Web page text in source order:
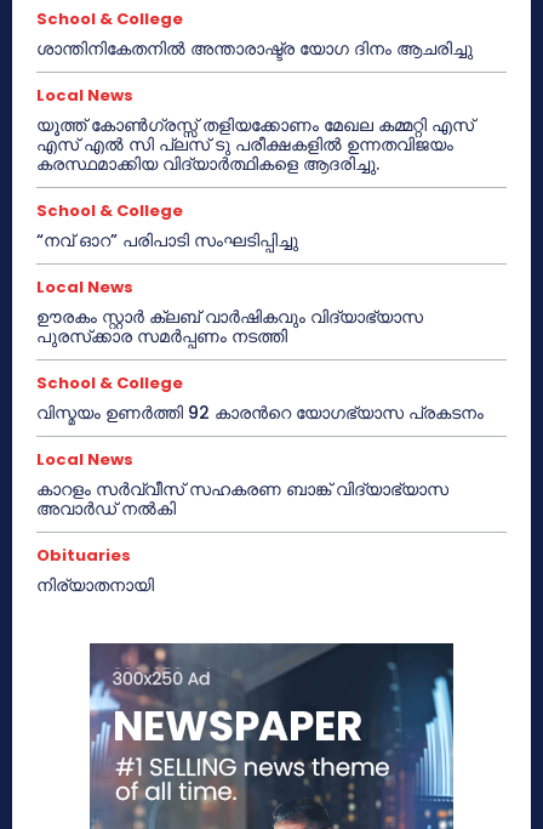
School & College
ശാന്തിനികേതനിൽ അന്താരാഷ്ട്ര യോഗ ദിനം ആചരിച്ചു
Local News
യൂത്ത് കോൺഗ്രസ്സ് തളിയക്കോണം മേഖല കമ്മറ്റി എസ്
എസ് എൽ സി പ്ലസ് ടു പരീക്ഷകളിൽ ഉന്നതവിജയം
കരസ്ഥമാക്കിയ വിദ്യാർത്ഥികളെ ആദരിച്ചു.
School & College
“നവ് ഓറ” പരിപാടി സംഘടിപ്പിച്ചു
Local News
ഊരകം സ്റ്റാർ ക്ലബ് വാർഷികവും വിദ്യാഭ്യാസ
പുരസ്‌ക്കാര സമർപ്പണം നടത്തി
School & College
വിസ്മയം ഉണർത്തി 92 കാരൻറെ യോഗഭ്യാസ പ്രകടനം
Local News
കാറളം സർവ്വീസ് സഹകരണ ബാങ്ക് വിദ്യാഭ്യാസ
അവാർഡ് നൽകി
Obituaries
നിര്യാതനായി